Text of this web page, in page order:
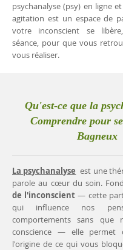
psychanalyse (psy) en ligne
agitation est un espace de
votre inconscient se
séance, pour que vous
vous réaliser.
Qu'est-ce que la
Comprendre pour
Bagneux
La psychanalyse est une
parole au cœur du soin.
de l'inconscient— cette
qui influence nos
comportements sans que
conscience — elle permet
l'origine de ce qui vous